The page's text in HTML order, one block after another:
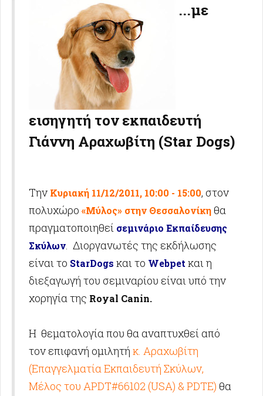
...με
εισηγητή τoν εκπαιδευτή
Γιάννη Αραχωβίτη (Star Dogs)
Την Κυριακή 11/12/2011, 10:00 - 15:00, στον
πολυχώρο «Μύλος» στην Θεσσαλονίκηθα
πραγματοποιηθεί σεμινάριο Εκπαίδευσης
Σκύλων. Διοργανωτές της εκδήλωσης
είναι το StarDogs και το Webpet και η
διεξαγωγή του σεμιναρίου είναι υπό την
χορηγία της Royal Canin.
Η θεματολογία που θα αναπτυχθεί από
τον επιφανή ομιλητή κ. Αραχωβίτη
(Επαγγελματία Εκπαιδευτή Σκύλων,
Μέλος του APDT#66102 (USA) & PDTE) θα